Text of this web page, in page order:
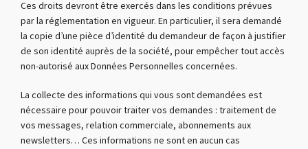
Ces droits devront être exercés dans les conditions prévues
par la réglementation en vigueur. En particulier, il sera demandé
la copie d’une pièce d’identité du demandeur de façon à justifier
de son identité auprès de la société, pour empêcher tout accès
non-autorisé aux Données Personnelles concernées.
La collecte des informations qui vous sont demandées est
nécessaire pour pouvoir traiter vos demandes : traitement de
vos messages, relation commerciale, abonnements aux
newsletters… Ces informations ne sont en aucun cas